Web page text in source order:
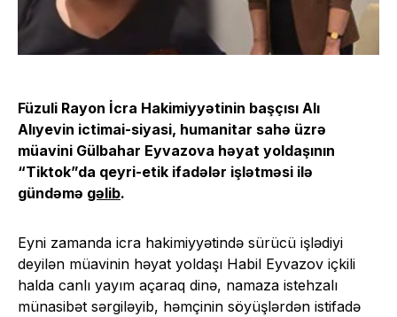
Füzuli Rayon İcra Hakimiyyətinin başçısı Alı
Alıyevin ictimai-siyasi, humanitar sahə üzrə
müavini Gülbahar Eyvazova həyat yoldaşının
“Tiktok”da qeyri-etik ifadələr işlətməsi ilə
gündəmə gəlib.
Eyni zamanda icra hakimiyyətində sürücü işlədiyi
deyilən müavinin həyat yoldaşı Habil Eyvazov içkili
halda canlı yayım açaraq dinə, namaza istehzalı
münasibət sərgiləyib, həmçinin söyüşlərdən istifadə